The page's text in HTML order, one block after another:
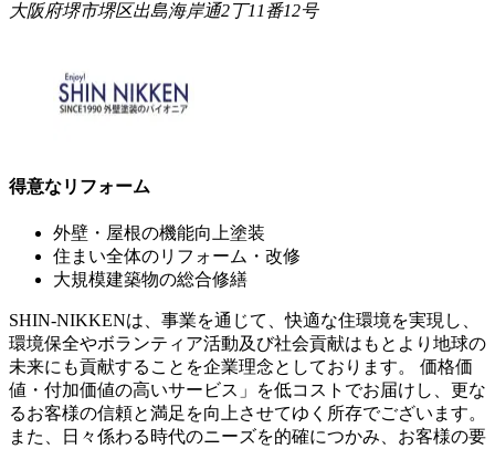
大阪府堺市堺区出島海岸通2丁11番12号
得意なリフォーム
外壁・屋根の機能向上塗装
住まい全体のリフォーム・改修
大規模建築物の総合修繕
SHIN-NIKKENは、事業を通じて、快適な住環境を実現し、
環境保全やボランティア活動及び社会貢献はもとより地球の
未来にも貢献することを企業理念としております。 価格価
値・付加価値の高いサービス」を低コストでお届けし、更な
るお客様の信頼と満足を向上させてゆく所存でございます。
また、日々係わる時代のニーズを的確につかみ、お客様の要